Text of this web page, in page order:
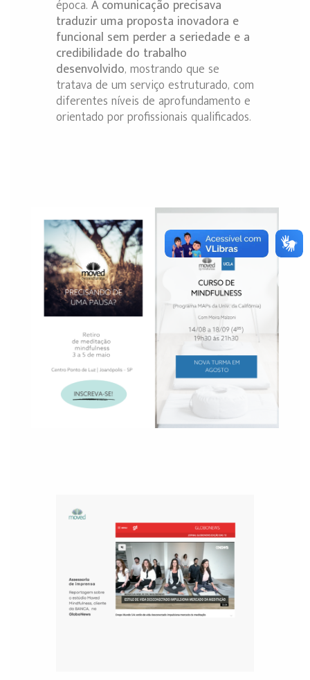
época. A comunicação precisava
traduzir uma proposta inovadora e
funcional sem perder a seriedade e a
credibilidade do trabalho
desenvolvido, mostrando que se
tratava de um serviço estruturado, com
diferentes níveis de aprofundamento e
orientado por profissionais qualificados.